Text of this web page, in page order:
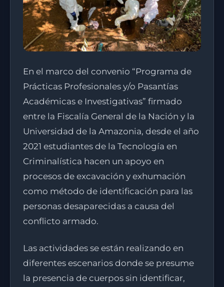
En el marco del convenio “Programa de
Prácticas Profesionales y/o Pasantías
Académicas e Investigativas” firmado
entre la Fiscalía General de la Nación y la
Universidad de la Amazonia, desde el año
2021 estudiantes de la Tecnología en
Criminalística hacen un apoyo en
procesos de excavación y exhumación
como método de identificación para las
personas desaparecidas a causa del
conflicto armado.
Las actividades se están realizando en
diferentes escenarios donde se presume
la presencia de cuerpos sin identificar,